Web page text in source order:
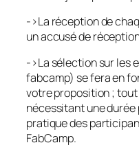
->La réception de
un accusé de
->La sélection sur les
fabcamp) se fera en
votre proposition ;
nécessitant une durée
pratique des
FabCamp.